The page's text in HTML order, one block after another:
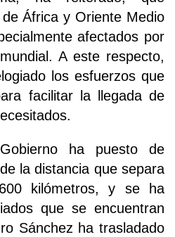
África y Oriente Medio
afectados por
A este respecto,
los esfuerzos que
facilitar la llegada de
ha puesto de
la distancia que separa
kilómetros, y se ha
que se encuentran
Sánchez ha trasladado